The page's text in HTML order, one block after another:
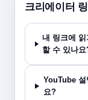
크리에이터
내 링크에
할 수 있나요
YouTube 설
요?